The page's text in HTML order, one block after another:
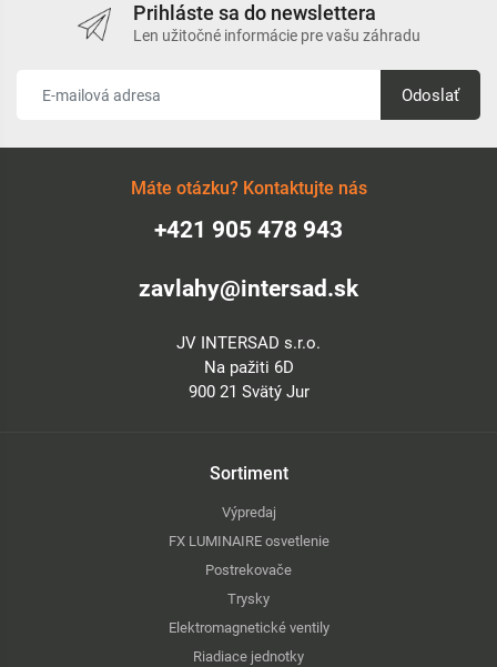
Prihláste sa do newslettera
Len užitočné informácie pre vašu záhradu
Odoslať
Máte otázku? Kontaktujte nás
+421 905 478 943
zavlahy@intersad.sk
JV INTERSAD s.r.o.
Na pažiti 6D
900 21 Svätý Jur
Sortiment
Výpredaj
FX LUMINAIRE osvetlenie
Postrekovače
Trysky
Elektromagnetické ventily
Riadiace jednotky